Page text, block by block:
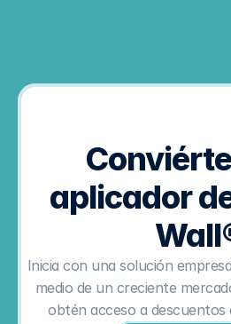
aplicador
Inicia con una solución
medio de un creciente
obtén acceso a descuentos